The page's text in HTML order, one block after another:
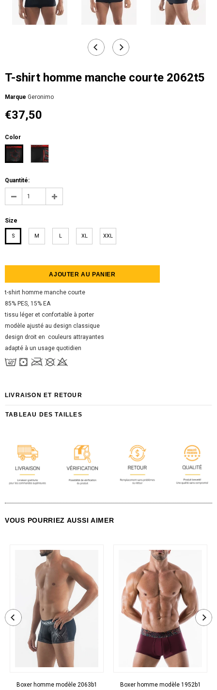
T-shirt homme manche courte 2062t5
Мarque Geronimo
€37,50
Color
Quantité:
Size
S M L XL XXL
t-shirt homme manche courte
85% PЕS, 15% EA
tissu léger et confortable à porter
modèle ajusté au design classique
design droit en couleurs attrayantes
adapté à un usage quotidien
LIVRAISON ET RETOUR
TABLEAU DES TAILLES
VOUS POURRIEZ AUSSI AIMER
Boxer homme modèle 2063b1 Boxer homme modèle 1952b1